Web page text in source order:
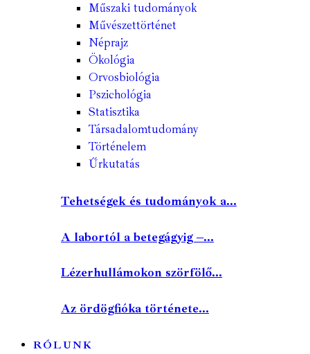
Műszaki tudományok
Művészettörténet
Néprajz
Ökológia
Orvosbiológia
Pszichológia
Statisztika
Társadalomtudomány
Történelem
Űrkutatás
Tehetségek és tudományok a...
A labortól a betegágyig –...
Lézerhullámokon szörfölő...
Az ördögfióka története...
RÓLUNK